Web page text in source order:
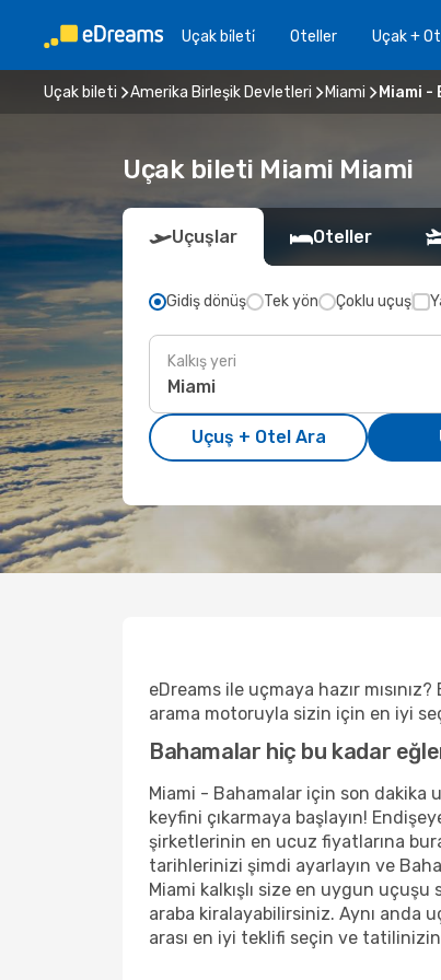
Uçak bi̇leti̇ Oteller Uçak +
Uçak bileti Amerika Birleşik Devletleri Miami Miami -
Uçak bileti Miami Miami
Uçuşlar Oteller
Gidiş dönüş Tek yön Çoklu uçuş
Kalkış yeri
Uçuş + Otel Ara
eDreams ile uçmaya hazır
arama motoruyla sizin için en iyi
Bahamalar hiç bu kadar
Miami - Bahamalar için son dakika
keyfini çıkarmaya başlayın!
şirketlerinin en ucuz fiyatlarına
tarihlerinizi şimdi ayarlayın ve
Miami kalkışlı size en uygun
araba kiralayabilirsiniz. Aynı anda
arası en iyi teklifi seçin ve